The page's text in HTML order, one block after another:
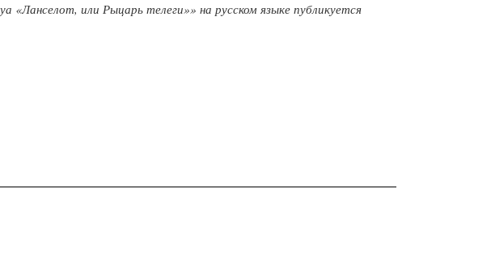
или Рыцарь телеги»» на русском языке публикуется